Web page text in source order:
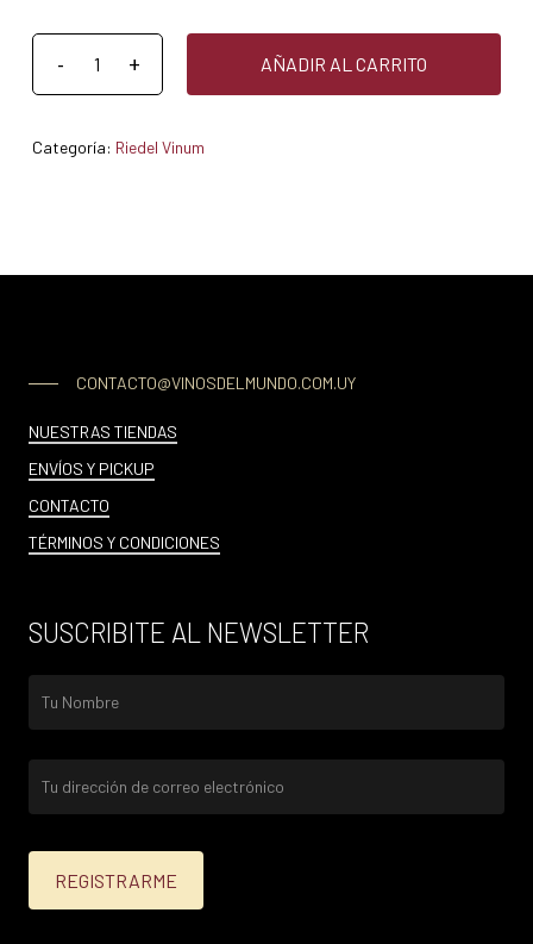
AÑADIR AL CARRITO
Categoría: Riedel Vinum
CONTACTO@VINOSDELMUNDO.COM.UY
NUESTRAS TIENDAS
ENVÍOS Y PICKUP
CONTACTO
TÉRMINOS Y CONDICIONES
SUSCRIBITE AL NEWSLETTER